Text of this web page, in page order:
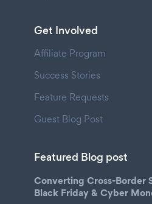
Get Involved
Affiliate Program
Success Stories
Feature Requests
Guest Blog Post
Featured Blog post
Converting Cross-Border
Black Friday & Cyber